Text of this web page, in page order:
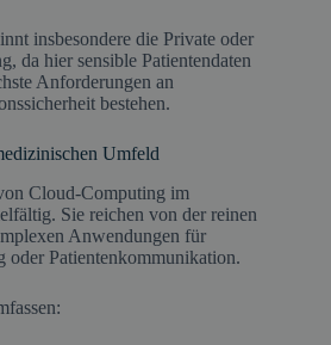
insbesondere die Private oder
da hier sensible Patientendaten
Anforderungen an
bestehen.
Umfeld
Cloud-Computing im
Sie reichen von der reinen
Anwendungen für
oder Patientenkommunikation.